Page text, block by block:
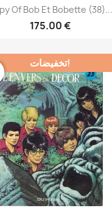
Of Bob Et Bobette (38)...
175.00 €
تخفيضات!